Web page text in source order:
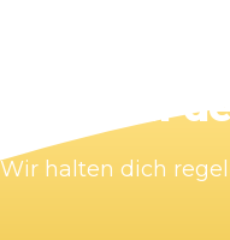
Bleib auf
Wir halten dich